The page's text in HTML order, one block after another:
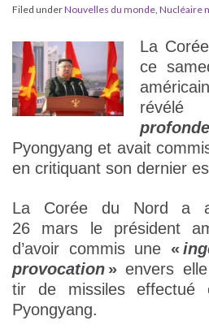
Filed underNouvelles du monde, Nucléaire
La
ce
révélé
profonde
Pyongyang et avait
en critiquant son dernier
La Corée du Nord a
26 mars le président
d’avoir commis une «
provocation » envers
tir de missiles effectué
Pyongyang.